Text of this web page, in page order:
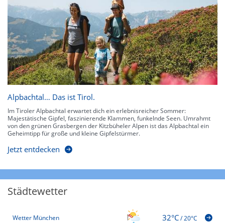
Alpbachtal… Das ist Tirol.
Im Tiroler Alpbachtal erwartet dich ein erlebnisreicher Sommer:
Majestätische Gipfel, faszinierende Klammen, funkelnde Seen. Umrahmt
von den grünen Grasbergen der Kitzbüheler Alpen ist das Alpbachtal ein
Geheimtipp für große und kleine Gipfelstürmer.
Jetzt entdecken
Städtewetter
Wetter München 32°C/20°C